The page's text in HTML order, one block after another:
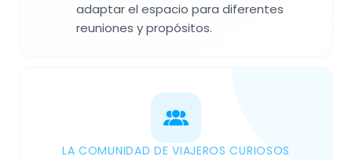
adaptar el espacio para diferentes
reuniones y propósitos.
LA COMUNIDAD DE VIAJEROS CURIOSOS